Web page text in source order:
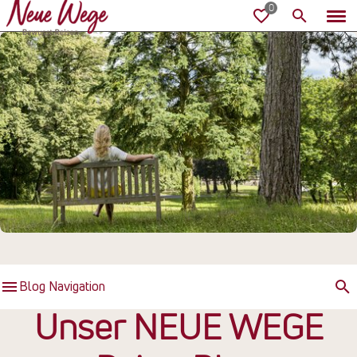
Blog Navigation
Unser NEUE WEGE